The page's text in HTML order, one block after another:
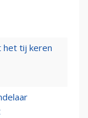
het tij keren